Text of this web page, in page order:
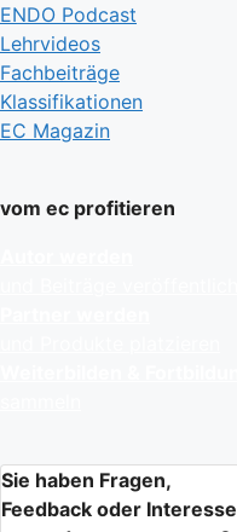
ENDO Podcast
Lehrvideos
Fachbeiträge
Klassifikationen
EC Magazin
vom ec profitieren
Sie haben Fragen,
Feedback oder Interesse